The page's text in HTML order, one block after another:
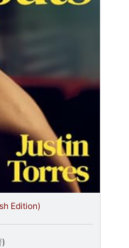
Edition)